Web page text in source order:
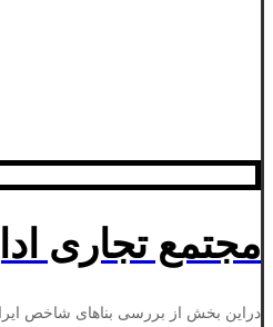
مجتمع تجاری
دراین بخش از بررسی بناهای شاخص